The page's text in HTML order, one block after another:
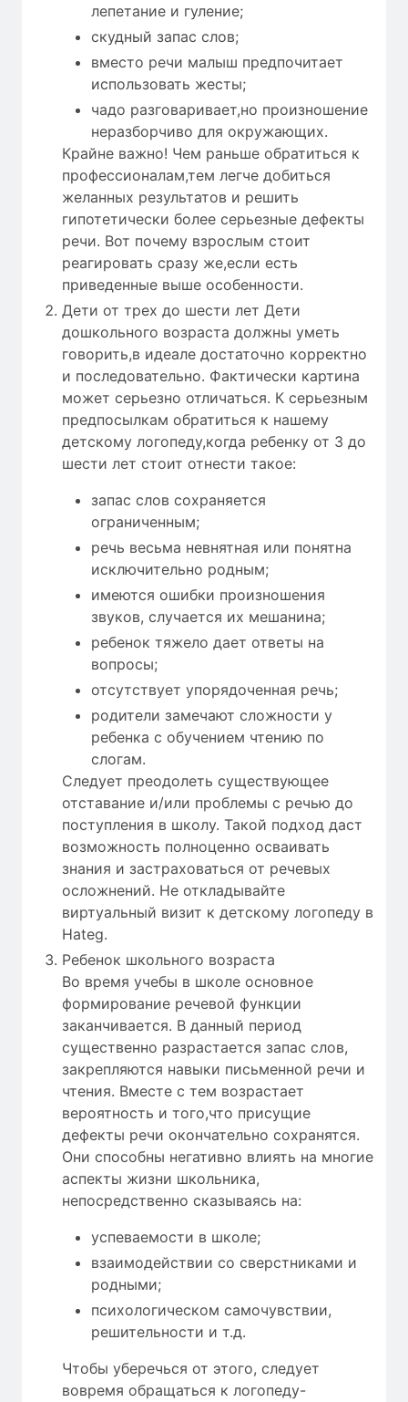
лепетание и гуление;
скудный запас слов;
вместо речи малыш предпочитает
использовать жесты;
чадо разговаривает,но произношение
неразборчиво для окружающих.
Крайне важно! Чем раньше обратиться к
профессионалам,тем легче добиться
желанных результатов и решить
гипотетически более серьезные дефекты
речи. Вот почему взрослым стоит
реагировать сразу же,если есть
приведенные выше особенности.
Дети от трех до шести лет Дети
дошкольного возраста должны уметь
говорить,в идеале достаточно корректно
и последовательно. Фактически картина
может серьезно отличаться. К серьезным
предпосылкам обратиться к нашему
детскому логопеду,когда ребенку от 3 до
шести лет стоит отнести такое:
запас слов сохраняется
ограниченным;
речь весьма невнятная или понятна
исключительно родным;
имеются ошибки произношения
звуков, случается их мешанина;
ребенок тяжело дает ответы на
вопросы;
отсутствует упорядоченная речь;
родители замечают сложности у
ребенка с обучением чтению по
слогам.
Следует преодолеть существующее
отставание и/или проблемы с речью до
поступления в школу. Такой подход даст
возможность полноценно осваивать
знания и застраховаться от речевых
осложнений. Не откладывайте
виртуальный визит к детскому логопеду в
Hateg.
Ребенок школьного возраста
Во время учебы в школе основное
формирование речевой функции
заканчивается. В данный период
существенно разрастается запас слов,
закрепляются навыки письменной речи и
чтения. Вместе с тем возрастает
вероятность и того,что присущие
дефекты речи окончательно сохранятся.
Они способны негативно влиять на многие
аспекты жизни школьника,
непосредственно сказываясь на:
успеваемости в школе;
взаимодействии со сверстниками и
родными;
психологическом самочувствии,
решительности и т.д.
Чтобы уберечься от этого, следует
вовремя обращаться к логопеду-